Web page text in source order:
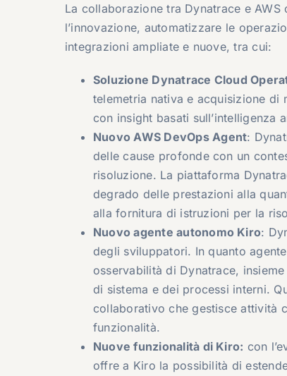
La collaborazione tra Dynatrace e
l’innovazione, automatizzare le
integrazioni ampliate e nuove, tra cui:
Soluzione Dynatrace Cloud
telemetria nativa e acquisizione di
con insight basati
Nuovo AWS DevOps Agent:
delle cause profonde con un
risoluzione. La piattaforma
degrado delle prestazioni alla
alla fornitura di istruzioni per la
Nuovo agente autonomo Kiro:
degli sviluppatori. In quanto
osservabilità di Dynatrace,
di sistema e dei processi interni.
collaborativo che gestisce attività
funzionalità.
Nuove funzionalità di Kiro: con
offre a Kiro la possibilità di